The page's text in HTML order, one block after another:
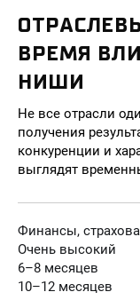
ВРЕМЯ
НИШИ
Не все отрасли
получения
конкуренции и
выглядят
Финансы,
Очень высокий
6–8 месяцев
10–12 месяцев